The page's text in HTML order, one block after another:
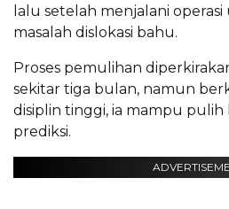
lalu setelah menjalani
masalah dislokasi bahu.
Proses pemulihan
sekitar tiga bulan, namun
disiplin tinggi, ia mampu pulih
prediksi.